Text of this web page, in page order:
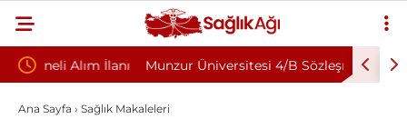
Munzur Üniversitesi 4/B Sözleşmeli Personel
Alım İlanı Yayımlandı
Ana Sayfa › Sağlık Makaleleri